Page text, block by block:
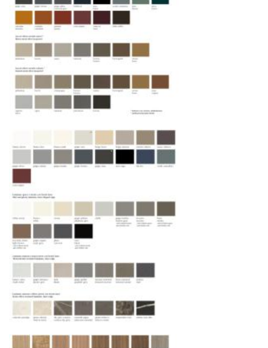
средств
Распаковка и расстановка
распаковывают товар и устанавливают его в
указанное место
очистка помещения от тары и упаковки
доставке
Сроки доставки
Москве осуществляется в течение 3-5 рабочих
дней. Для Московской области сроки зависят
10 рабочих дней. Возможна срочная доставка
при наличии свободных логистических
ресурсов.
Управление логистикой и контроль
качества
Каждый заказ отслеживается в режиме